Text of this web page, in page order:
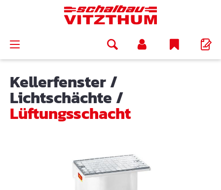
Kellerfenster/
Lichtschächte /
Lüftungsschacht